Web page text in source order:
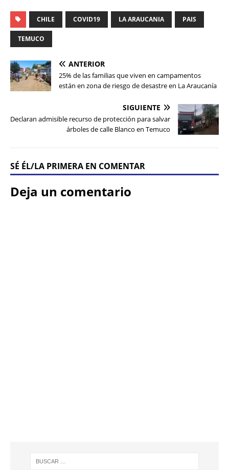
CHILE COVID19 LA ARAUCANIA PAIS
TEMUCO
ANTERIOR
25% de las familias que viven en campamentos
están en zona de riesgo de desastre en La Araucanía
SIGUIENTE
Declaran admisible recurso de protección para salvar
árboles de calle Blanco en Temuco
SÉ ÉL/LA PRIMERA EN COMENTAR
Deja un comentario